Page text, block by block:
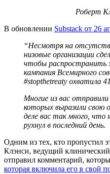
Роберт
В обновлении Substack от 26
“Несмотря на
низовые организации
чтобы распространить
кампания Всемирного
#stopthetreaty охватила
Многие из вас
которых выразили свою
деле вас так много,
рухнул в последний день.
Одним из тех, кто пропустил
Клэнси, ведущий
отправил комментарий,
которая включила его в свой